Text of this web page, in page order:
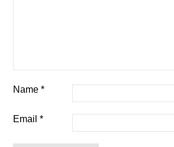
Name*
Email*